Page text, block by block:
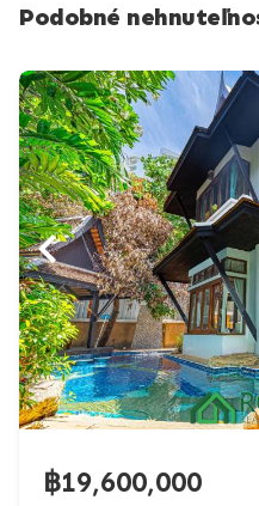
Podobné
฿19,600,000